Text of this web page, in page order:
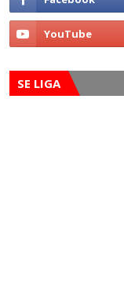
SE LIGA